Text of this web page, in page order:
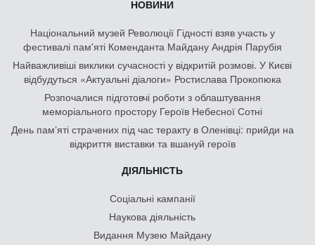
НОВИНИ
Національний музей Революції Гідності взяв участь у
фестивалі пам'яті Коменданта Майдану Андрія Парубія
Найважливіші виклики сучасності у відкритій розмові. У Києві
відбудуться «Актуальні діалоги» Ростислава Прокопюка
Розпочалися підготовчі роботи з облаштування
меморіального простору Героїв Небесної Сотні
День памʼяті страчених під час теракту в Оленівці: прийди на
відкриття виставки та вшануй героїв
ДІЯЛЬНІСТЬ
Соціальні кампанії
Наукова діяльність
Видання Музею Майдану